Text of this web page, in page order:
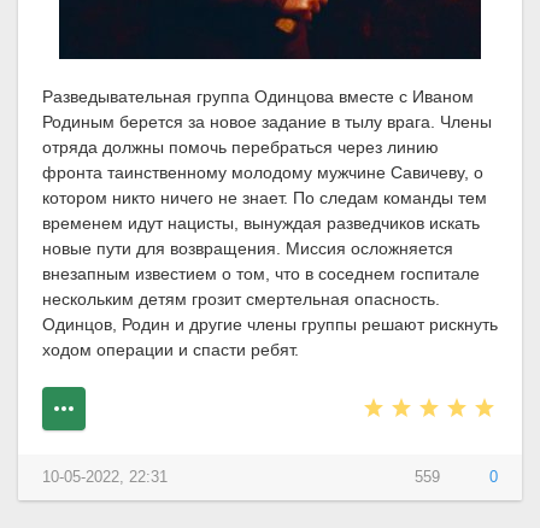
Разведывательная группа Одинцова вместе с Иваном
Родиным берется за новое задание в тылу врага. Члены
отряда должны помочь перебраться через линию
фронта таинственному молодому мужчине Савичеву, о
котором никто ничего не знает. По следам команды тем
временем идут нацисты, вынуждая разведчиков искать
новые пути для возвращения. Миссия осложняется
внезапным известием о том, что в соседнем госпитале
нескольким детям грозит смертельная опасность.
Одинцов, Родин и другие члены группы решают рискнуть
ходом операции и спасти ребят.
559 0
10-05-2022, 22:31